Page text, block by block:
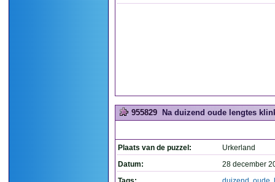
955829 Na duizend oude lengtes
Plaats van de puzzel:
Urkerland
Datum:
28 december